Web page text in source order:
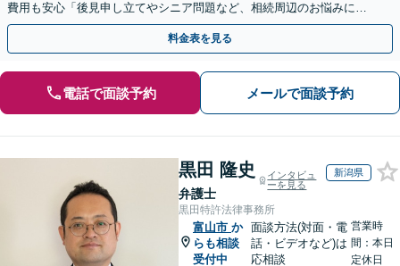
費用も安心「後見申し立てやシニア問題など、相続周辺のお悩みにも
対処可能」【WEB面談対応】
料金表を見る
電話で面談予約 メールで面談予約
黒田 隆史
弁護士
インタビュ
ーを見る
新潟県
黒田特許法律事務所
富山市 か
らも相談
受付中
面談方法(対面・電
話・ビデオなど)は
応相談
営業時
間：本日
定休日